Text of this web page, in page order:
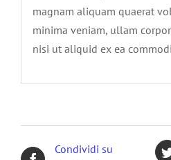
magnam aliquam quaerat
minima veniam, ullam
nisi ut aliquid ex ea
Condividi su